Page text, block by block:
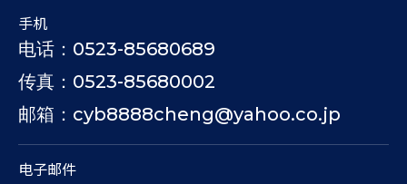
手机
电话：0523-85680689
传真：0523-85680002
邮箱：cyb8888cheng@yahoo.co.jp
电子邮件